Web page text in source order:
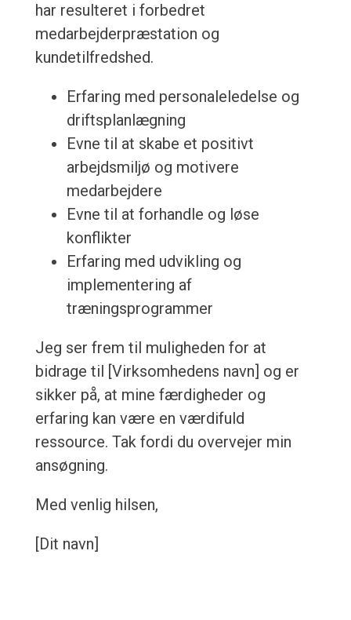
har resulteret i forbedret
medarbejderpræstation og
kundetilfredshed.
Erfaring med personaleledelse og
driftsplanlægning
Evne til at skabe et positivt
arbejdsmiljø og motivere
medarbejdere
Evne til at forhandle og løse
konflikter
Erfaring med udvikling og
implementering af
træningsprogrammer
Jeg ser frem til muligheden for at
bidrage til [Virksomhedens navn] og er
sikker på, at mine færdigheder og
erfaring kan være en værdifuld
ressource. Tak fordi du overvejer min
ansøgning.
Med venlig hilsen,
[Dit navn]